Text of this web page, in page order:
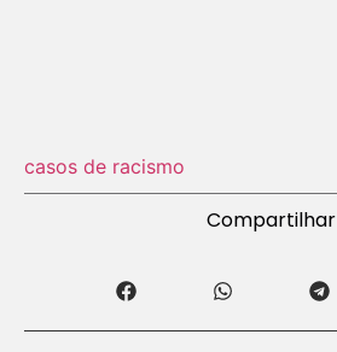
casos de racismo
Compartilhar